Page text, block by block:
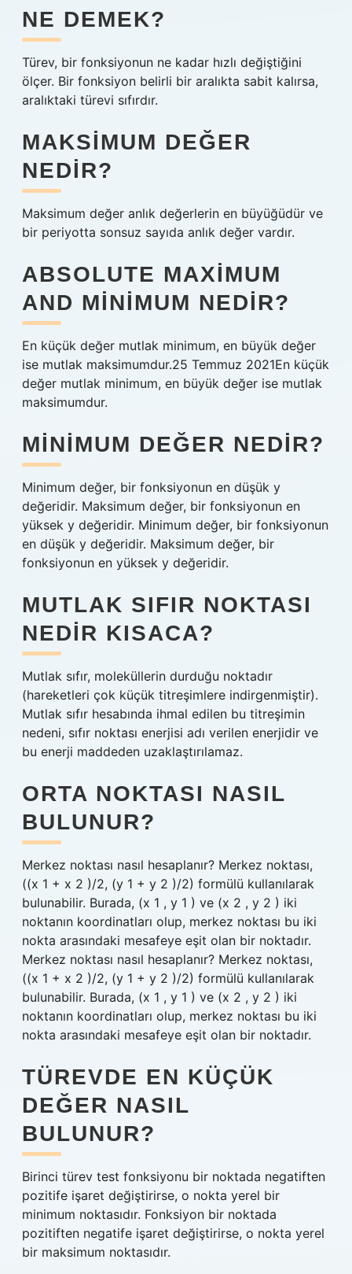
NE DEMEK?
Türev, bir fonksiyonun ne kadar hızlı değiştiğini
ölçer. Bir fonksiyon belirli bir aralıkta sabit kalırsa,
aralıktaki türevi sıfırdır.
MAKSIMUM DEĞER
NEDIR?
Maksimum değer anlık değerlerin en büyüğüdür ve
bir periyotta sonsuz sayıda anlık değer vardır.
ABSOLUTE MAXIMUM
AND MINIMUM NEDIR?
En küçük değer mutlak minimum, en büyük değer
ise mutlak maksimumdur.25 Temmuz 2021En küçük
değer mutlak minimum, en büyük değer ise mutlak
maksimumdur.
MINIMUM DEĞER NEDIR?
Minimum değer, bir fonksiyonun en düşük y
değeridir. Maksimum değer, bir fonksiyonun en
yüksek y değeridir. Minimum değer, bir fonksiyonun
en düşük y değeridir. Maksimum değer, bir
fonksiyonun en yüksek y değeridir.
MUTLAK SIFIR NOKTASI
NEDIR KISACA?
Mutlak sıfır, moleküllerin durduğu noktadır
(hareketleri çok küçük titreşimlere indirgenmiştir).
Mutlak sıfır hesabında ihmal edilen bu titreşimin
nedeni, sıfır noktası enerjisi adı verilen enerjidir ve
bu enerji maddeden uzaklaştırılamaz.
ORTA NOKTASI NASIL
BULUNUR?
Merkez noktası nasıl hesaplanır? Merkez noktası,
((x 1 + x 2 )/2, (y 1 + y 2 )/2) formülü kullanılarak
bulunabilir. Burada, (x 1 , y 1 ) ve (x 2 , y 2 ) iki
noktanın koordinatları olup, merkez noktası bu iki
nokta arasındaki mesafeye eşit olan bir noktadır.
Merkez noktası nasıl hesaplanır? Merkez noktası,
((x 1 + x 2 )/2, (y 1 + y 2 )/2) formülü kullanılarak
bulunabilir. Burada, (x 1 , y 1 ) ve (x 2 , y 2 ) iki
noktanın koordinatları olup, merkez noktası bu iki
nokta arasındaki mesafeye eşit olan bir noktadır.
TÜREVDE EN KÜÇÜK
DEĞER NASIL
BULUNUR?
Birinci türev test fonksiyonu bir noktada negatiften
pozitife işaret değiştirirse, o nokta yerel bir
minimum noktasıdır. Fonksiyon bir noktada
pozitiften negatife işaret değiştirirse, o nokta yerel
bir maksimum noktasıdır.